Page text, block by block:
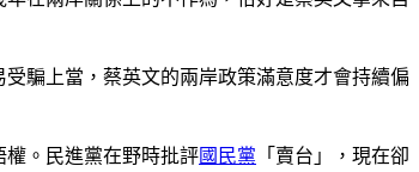
騙上當，蔡英文的兩岸政策滿意度才會持續偏
。民進黨在野時批評國民黨 「賣台」，現在卻